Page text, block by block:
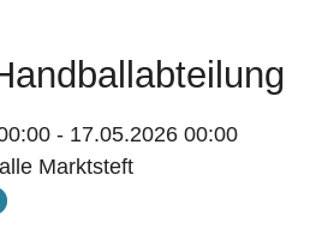
- 17.05.2026 00:00
Marktsteft